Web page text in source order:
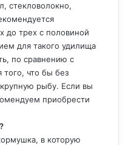
стекловолокно,
до трех с половиной
для такого удилища
по сравнению с
что бы без
рыбу. Если вы
приобрести
в которую